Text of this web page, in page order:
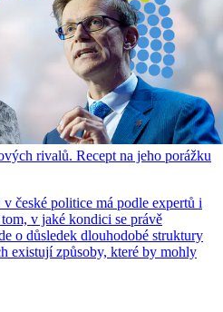
rivalů. Recept na jeho porážku
české politice má podle expertů i
v jaké kondici se právě
o důsledek dlouhodobé struktury
existují způsoby, které by mohly